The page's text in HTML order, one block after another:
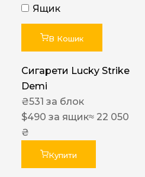
Ящик
В Кошик
Сигарети Lucky Strike
Demi
₴531 за блок
$490 за ящик≈ 22 050
₴
Купити